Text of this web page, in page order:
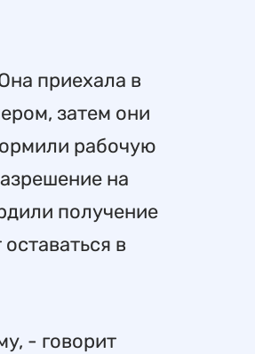
приехала в
затем они
рабочую
на
получение
в
- говорит